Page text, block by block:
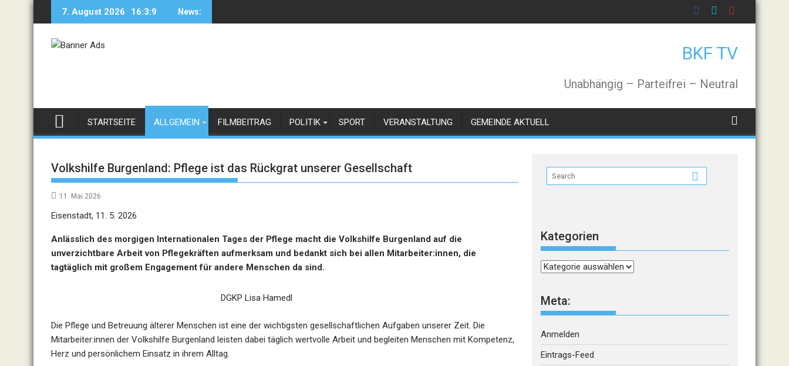
7. August 2026 16:3:9 News:
BKF TV
Unabhängig – Parteifrei – Neutral
STARTSEITE ALLGEMEIN FILMBEITRAG POLITIK SPORT VERANSTALTUNG GEMEINDE AKTUELL
Volkshilfe Burgenland: Pflege ist das Rückgrat unserer Gesellschaft
11. Mai 2026
Eisenstadt, 11. 5. 2026
Anlässlich des morgigen Internationalen Tages der Pflege macht die Volkshilfe Burgenland auf die
unverzichtbare Arbeit von Pflegekräften aufmerksam und bedankt sich bei allen Mitarbeiter:innen, die
tagtäglich mit großem Engagement für andere Menschen da sind.
DGKP Lisa Hamedl
Die Pflege und Betreuung älterer Menschen ist eine der wichtigsten gesellschaftlichen Aufgaben unserer Zeit. Die
Mitarbeiter:innen der Volkshilfe Burgenland leisten dabei täglich wertvolle Arbeit und begleiten Menschen mit Kompetenz,
Herz und persönlichem Einsatz in ihrem Alltag.
Kategorien
Kategorien
Meta:
Anmelden
Eintrags-Feed